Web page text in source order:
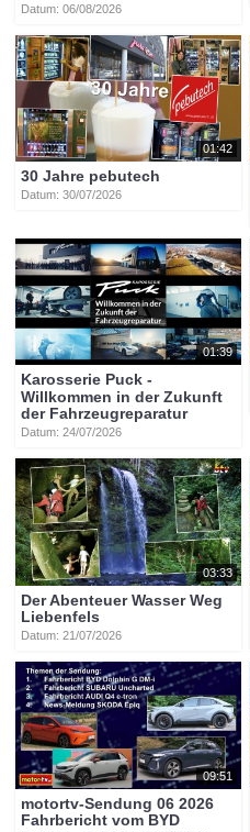
Datum: 06/08/2026
01:42
30 Jahre pebutech
Datum: 30/07/2026
01:39
Karosserie Puck -
Willkommen in der Zukunft
der Fahrzeugreparatur
Datum: 24/07/2026
03:33
Der Abenteuer Wasser Weg
Liebenfels
Datum: 21/07/2026
09:51
motortv-Sendung 06 2026
Fahrbericht vom BYD